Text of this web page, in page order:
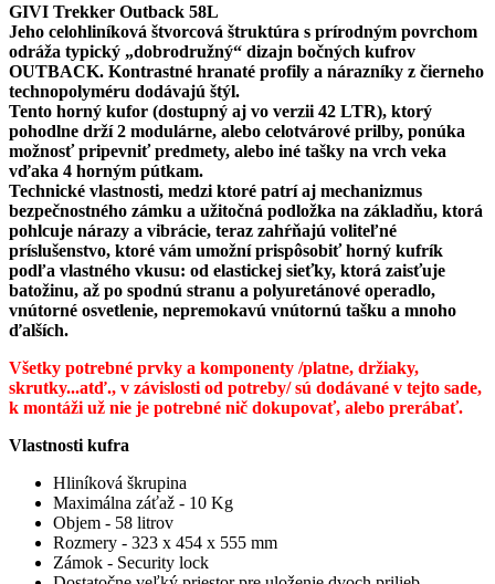
GIVI Trekker Outback 58L
Jeho celohliníková štvorcová štruktúra s prírodným povrchom
odráža typický „dobrodružný“ dizajn bočných kufrov
OUTBACK. Kontrastné hranaté profily a nárazníky z čierneho
technopolyméru dodávajú štýl.
Tento horný kufor (dostupný aj vo verzii 42 LTR), ktorý
pohodlne drží 2 modulárne, alebo celotvárové prilby, ponúka
možnosť pripevniť predmety, alebo iné tašky na vrch veka
vďaka 4 horným pútkam.
Technické vlastnosti, medzi ktoré patrí aj mechanizmus
bezpečnostného zámku a užitočná podložka na základňu, ktorá
pohlcuje nárazy a vibrácie, teraz zahŕňajú voliteľné
príslušenstvo, ktoré vám umožní prispôsobiť horný kufrík
podľa vlastného vkusu: od elastickej sieťky, ktorá zaisťuje
batožinu, až po spodnú stranu a polyuretánové operadlo,
vnútorné osvetlenie, nepremokavú vnútornú tašku a mnoho
ďalších.
Všetky potrebné prvky a komponenty /platne, držiaky,
skrutky...atď., v závislosti od potreby/ sú dodávané v tejto sade,
k montáži už nie je potrebné nič dokupovať, alebo prerábať.
Vlastnosti kufra
Hliníková škrupina
Maximálna záťaž - 10 Kg
Objem - 58 litrov
Rozmery - 323 x 454 x 555 mm
Zámok - Security lock